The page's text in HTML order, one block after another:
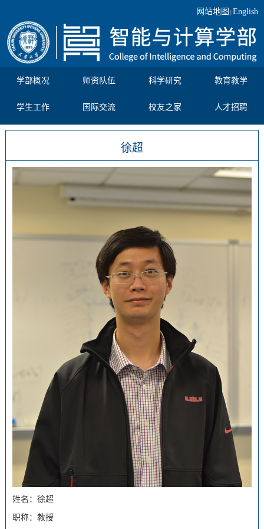
网站地图 English
学部概况 师资队伍 科学研究 教育教学
学生工作 国际交流 校友之家 人才招聘
徐超
姓名：徐超
职称：教授